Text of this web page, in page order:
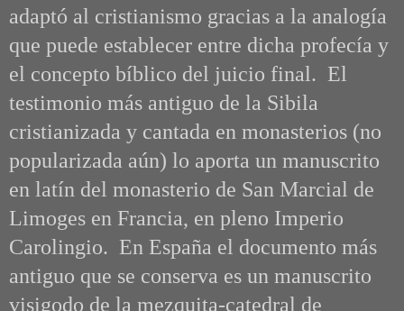
adaptó al cristianismo gracias a la analogía
que puede establecer entre dicha profecía y
el concepto bíblico del juicio final. El
testimonio más antiguo de la Sibila
cristianizada y cantada en monasterios (no
popularizada aún) lo aporta un manuscrito
en latín del monasterio de San Marcial de
Limoges en Francia, en pleno Imperio
Carolingio. En España el documento más
antiguo que se conserva es un manuscrito
visigodo de la mezquita-catedral de